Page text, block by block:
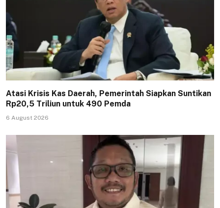
Atasi Krisis Kas Daerah, Pemerintah Siapkan Suntikan
Rp20,5 Triliun untuk 490 Pemda
6 August 2026